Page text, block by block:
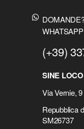
WHATSAPP
(+39)
SINE
Via Vernie,
Repubblica
SM26737